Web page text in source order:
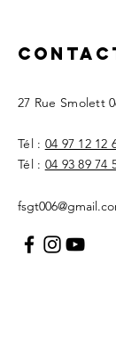
27 Rue Smolett
Tél : 04 97 12 12
Tél : 04 93 89 74